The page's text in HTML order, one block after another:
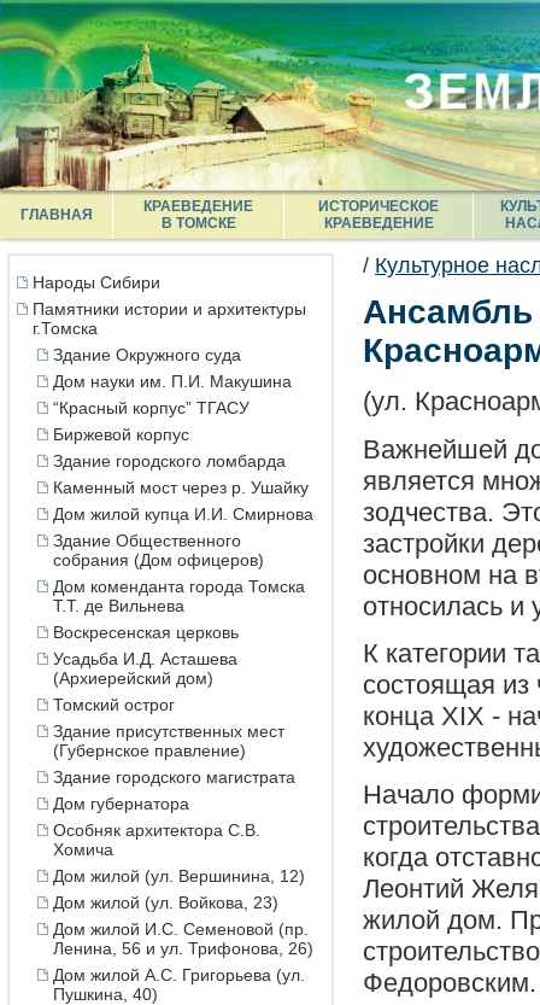
ГЛАВНАЯ
КРАЕВЕДЕНИЕ
В ТОМСКЕ
ИСТОРИЧЕСКОЕ
КРАЕВЕДЕНИЕ
Народы Сибири
Памятники истории и архитектуры
г.Томска
Здание Окружного суда
Дом науки им. П.И. Макушина
“Красный корпус” ТГАСУ
Биржевой корпус
Здание городского ломбарда
Каменный мост через р. Ушайку
Дом жилой купца И.И. Смирнова
Здание Общественного
собрания (Дом офицеров)
Дом коменданта города Томска
Т.Т. де Вильнева
Воскресенская церковь
Усадьба И.Д. Асташева
(Архиерейский дом)
Томский острог
Здание присутственных мест
(Губернское правление)
Здание городского магистрата
Дом губернатора
Особняк архитектора С.В.
Хомича
Дом жилой (ул. Вершинина, 12)
Дом жилой (ул. Войкова, 23)
Дом жилой И.С. Семеновой (пр.
Ленина, 56 и ул. Трифонова, 26)
Дом жилой А.С. Григорьева (ул.
Пушкина, 40)
/ Культурное
(ул.
Важнейшей
является
зодчества.
застройки
основном на
относилась и
К категории
состоящая
конца XIX -
Начало
когда
Леонтий
жилой дом.
Федоровским.